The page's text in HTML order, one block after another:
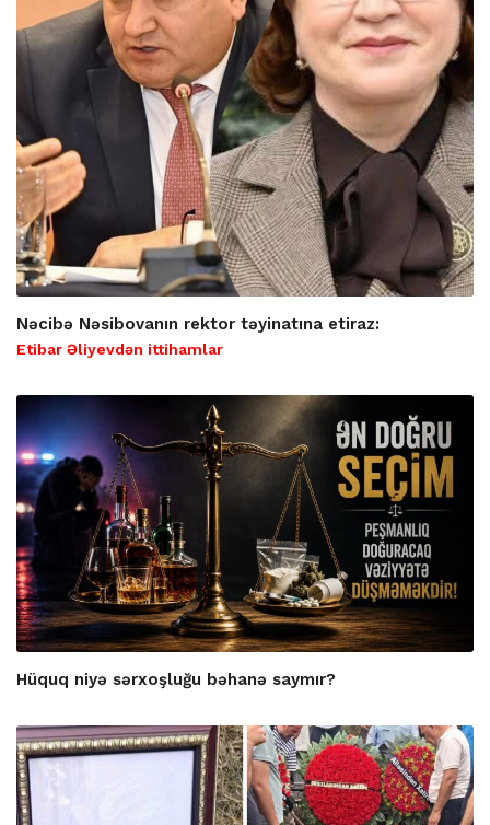
Nəcibə Nəsibovanın rektor təyinatına etiraz:
Etibar Əliyevdən ittihamlar
Hüquq niyə sərxoşluğu bəhanə saymır?